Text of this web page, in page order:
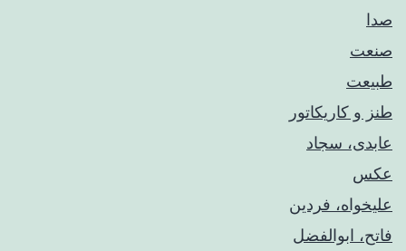
صدا
صنعت
طبیعت
طنز و کاریکاتور
عابدی، سجاد
عکس
علیخواه، فردین
فاتح، ابوالفضل